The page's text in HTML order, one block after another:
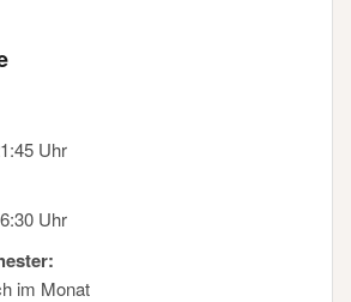
Uhr
Uhr
im Monat